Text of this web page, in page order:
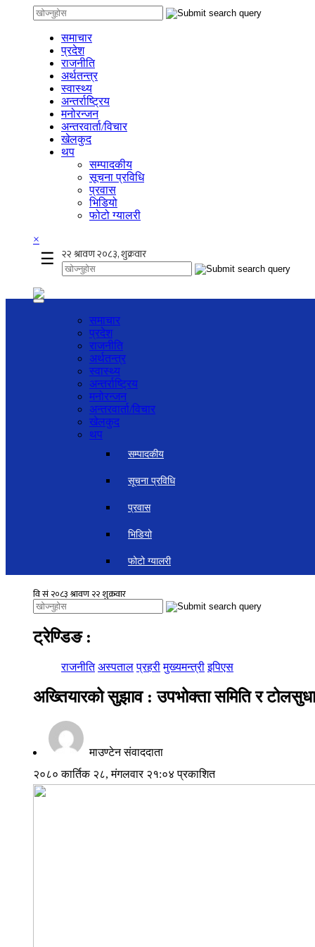
समाचार
प्रदेश
राजनीति
अर्थतन्त्र
स्वास्थ्य
अन्तर्राष्ट्रिय
मनोरन्जन
अन्तरवार्ता/विचार
खेलकुद
थप
सम्पादकीय
सूचना प्रविधि
प्रवास
भिडियो
फोटो ग्यालरी
×
☰
समाचार
प्रदेश
राजनीति
अर्थतन्त्र
स्वास्थ्य
अन्तर्राष्ट्रिय
मनोरन्जन
अन्तरवार्ता/विचार
खेलकुद
थप
सम्पादकीय
सूचना प्रविधि
प्रवास
भिडियो
फोटो ग्यालरी
ट्रेण्डिङ :
राजनीति अस्पताल प्रहरी मुख्यमन्त्री इपिएस
अख्तियारको सुझाव : उपभोक्ता समिति र
माउण्टेन संवाददाता
२०८० कार्तिक २८, मंगलवार २१:०४ प्रकाशित